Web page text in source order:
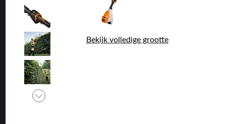
Bekijk volledige grootte